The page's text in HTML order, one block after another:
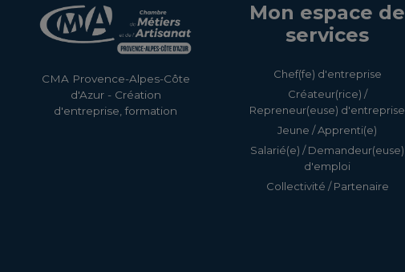
CMA Provence-Alpes-Côte
d'Azur - Création
d'entreprise, formation
Mon espace de
services
Chef(fe) d'entreprise
Créateur(rice) /
Repreneur(euse) d'entreprise
Jeune / Apprenti(e)
Salarié(e) / Demandeur(euse)
d'emploi
Collectivité / Partenaire